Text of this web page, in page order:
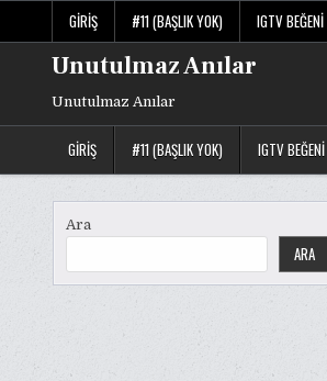
content
GIRIŞ #11 (BAŞLIK YOK) IGTV
Unutulmaz Anılar
Unutulmaz Anılar
GIRIŞ #11 (BAŞLIK YOK) IGTV
Ara
ARA